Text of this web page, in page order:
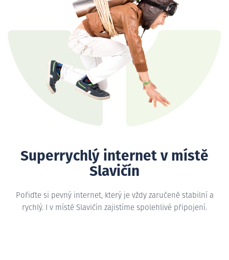
Superrychlý internet v místě
Slavičín
Pořiďte si pevný internet, který je vždy zaručeně stabilní a
rychlý. I v místě Slavičín zajistíme spolehlivé připojení.